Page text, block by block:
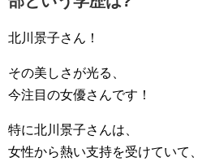
北川景子さん！
その美しさが光る、
今注目の女優さんです！
特に北川景子さんは、
女性から熱い支持を受けていて、